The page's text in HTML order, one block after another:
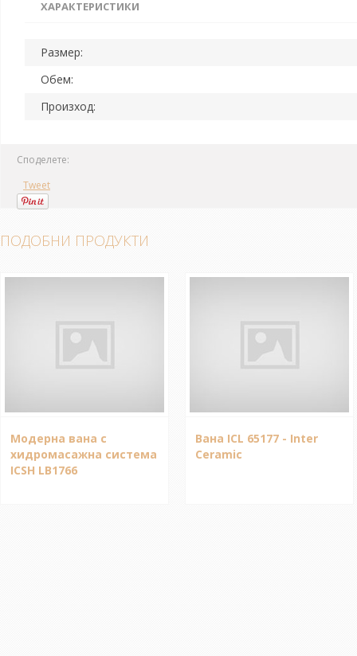
ХАРАКТЕРИСТИКИ
Размер:
Обем:
Произход:
Споделете:
Tweet
ПОДОБНИ ПРОДУКТИ
Модерна вана с
хидромасажна система
ICSH LB1766
Вана ICL 65177 - Inter
Ceramic